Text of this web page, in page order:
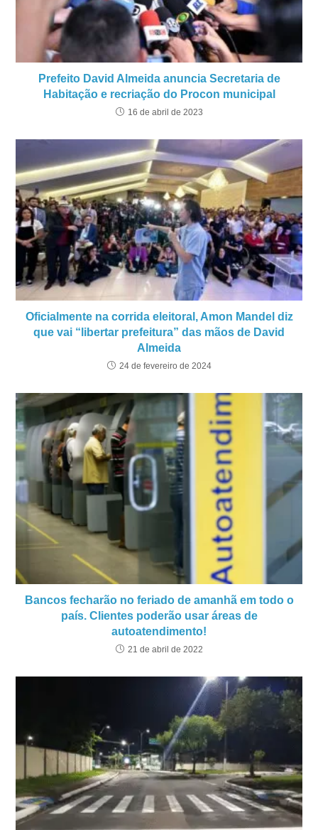
Prefeito David Almeida anuncia Secretaria de
Habitação e recriação do Procon municipal
16 de abril de 2023
Oficialmente na corrida eleitoral, Amon Mandel diz
que vai “libertar prefeitura” das mãos de David
Almeida
24 de fevereiro de 2024
Bancos fecharão no feriado de amanhã em todo o
país. Clientes poderão usar áreas de
autoatendimento!
21 de abril de 2022